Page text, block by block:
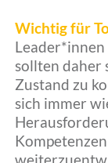
Wichtig für
sollten daher
Zustand zu
sich immer